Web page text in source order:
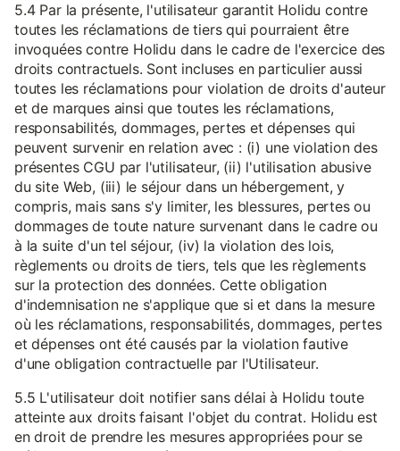
5.4 Par la présente, l'utilisateur garantit Holidu contre
toutes les réclamations de tiers qui pourraient être
invoquées contre Holidu dans le cadre de l'exercice des
droits contractuels. Sont incluses en particulier aussi
toutes les réclamations pour violation de droits d'auteur
et de marques ainsi que toutes les réclamations,
responsabilités, dommages, pertes et dépenses qui
peuvent survenir en relation avec : (i) une violation des
présentes CGU par l'utilisateur, (ii) l'utilisation abusive
du site Web, (iii) le séjour dans un hébergement, y
compris, mais sans s'y limiter, les blessures, pertes ou
dommages de toute nature survenant dans le cadre ou
à la suite d'un tel séjour, (iv) la violation des lois,
règlements ou droits de tiers, tels que les règlements
sur la protection des données. Cette obligation
d'indemnisation ne s'applique que si et dans la mesure
où les réclamations, responsabilités, dommages, pertes
et dépenses ont été causés par la violation fautive
d'une obligation contractuelle par l'Utilisateur.
5.5 L'utilisateur doit notifier sans délai à Holidu toute
atteinte aux droits faisant l'objet du contrat. Holidu est
en droit de prendre les mesures appropriées pour se